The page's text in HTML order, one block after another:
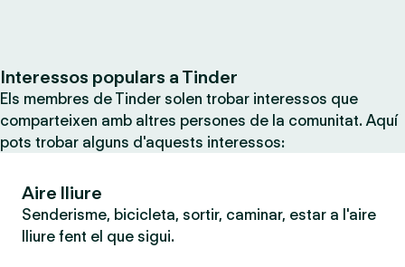
Interessos populars a Tinder
Els membres de Tinder solen trobar interessos que
comparteixen amb altres persones de la comunitat. Aquí
pots trobar alguns d'aquests interessos:
Aire lliure
Senderisme, bicicleta, sortir, caminar, estar a l'aire
lliure fent el que sigui.